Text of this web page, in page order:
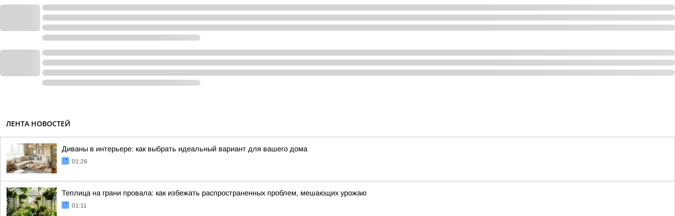
ЛЕНТА НОВОСТЕЙ
Диваны в интерьере: как выбрать идеальный вариант для вашего дома
01:26
Теплица на грани провала: как избежать распространенных проблем, мешающих урожаю
01:11